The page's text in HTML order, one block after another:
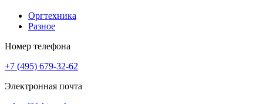
Оргтехника
Разное
Номер телефона
+7 (495) 679-32-62
Электронная почта